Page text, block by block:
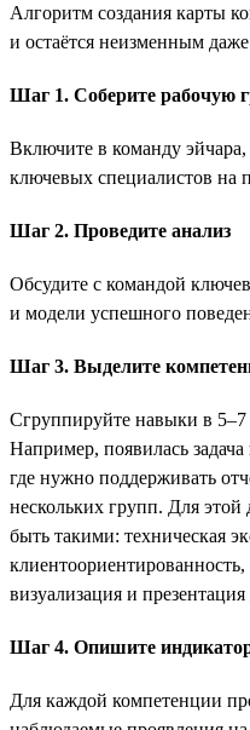
Алгоритм создания карты
и остаётся неизменным
Шаг 1. Соберите рабочую
Включите в команду
ключевых специалистов на
Шаг 2. Проведите анализ
Обсудите с командой
и модели успешного
Шаг 3. Выделите
Сгруппируйте навыки в
Например, появилась задача
где нужно поддерживать
нескольких групп. Для
быть такими: техническая
клиентоориентированность,
визуализация и
Шаг 4. Опишите
Для каждой компетенции